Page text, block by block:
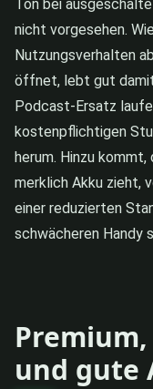
Ton bei
nicht vorgesehen.
Nutzungsverhalten
öffnet, lebt gut
Podcast-Ersatz
kostenpflichtigen
herum. Hinzu
merklich Akku zieht,
einer reduzierten
schwächeren Handy
und gute